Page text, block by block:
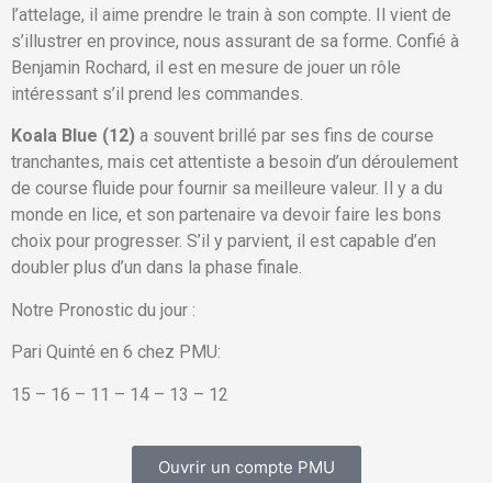
l’attelage, il aime prendre le train à son compte. Il vient de
s’illustrer en province, nous assurant de sa forme. Confié à
Benjamin Rochard, il est en mesure de jouer un rôle
intéressant s’il prend les commandes.
Koala Blue (12) a souvent brillé par ses fins de course
tranchantes, mais cet attentiste a besoin d’un déroulement
de course fluide pour fournir sa meilleure valeur. Il y a du
monde en lice, et son partenaire va devoir faire les bons
choix pour progresser. S’il y parvient, il est capable d’en
doubler plus d’un dans la phase finale.
Notre Pronostic du jour :
Pari Quinté en 6 chez PMU:
15 – 16 – 11 – 14 – 13 – 12
Ouvrir un compte PMU